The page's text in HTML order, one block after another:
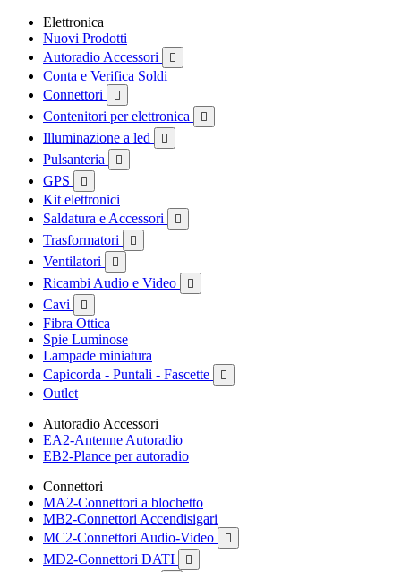
Elettronica
Nuovi Prodotti
Autoradio Accessori

Conta e Verifica Soldi
Connettori

Contenitori per elettronica 
Illuminazione a led 
Pulsanteria 
GPS 
Kit elettronici
Saldatura e Accessori

Trasformatori 
Ventilatori 
Ricambi Audio e Video 
Cavi 
Fibra Ottica
Spie Luminose
Lampade miniatura
Capicorda - Puntali - Fascette

Outlet
Autoradio Accessori
EA2-Antenne Autoradio
EB2-Plance per autoradio
Connettori
MA2-Connettori a blochetto
MB2-Connettori Accendisigari
MC2-Connettori Audio-Video

MD2-Connettori DATI 